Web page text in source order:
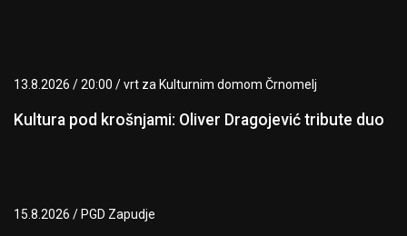
13.8.2026 / 20:00 / vrt za Kulturnim domom Črnomelj
Kultura pod krošnjami: Oliver Dragojević tribute duo
15.8.2026 / PGD Zapudje